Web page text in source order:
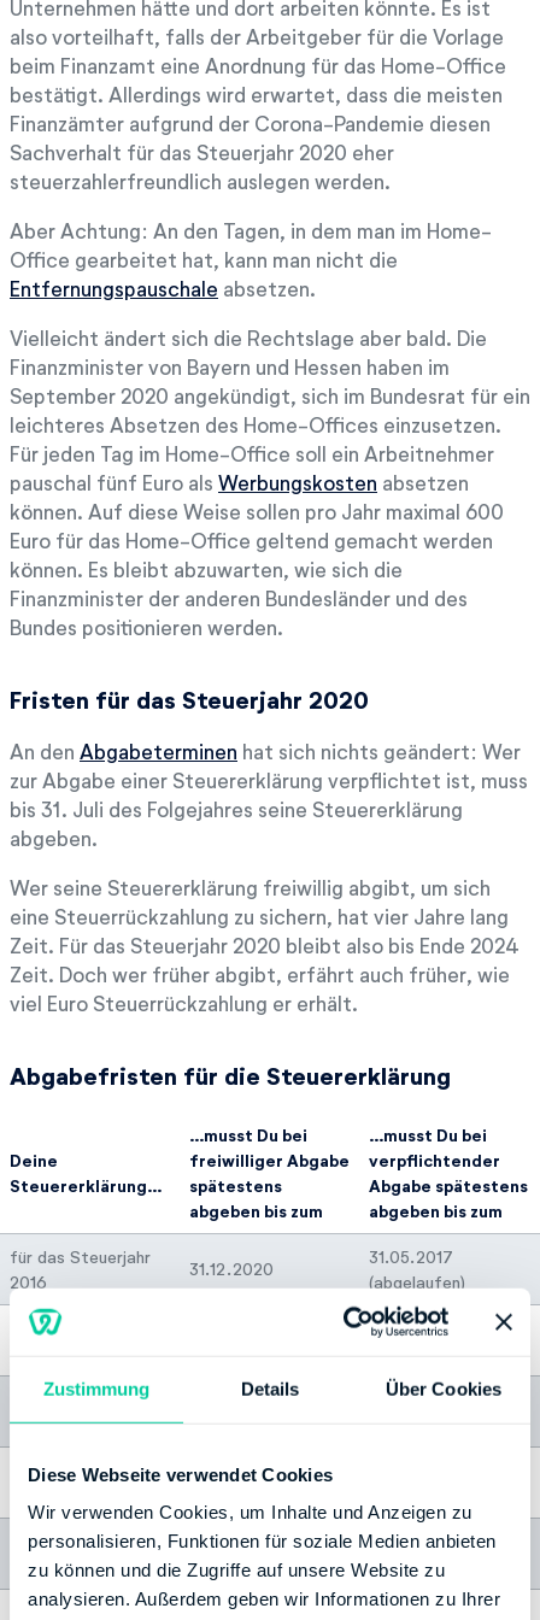
Zustimmung Details Über Cookies
Diese Webseite verwendet Cookies
Wir verwenden Cookies, um Inhalte und Anzeigen zu
personalisieren, Funktionen für soziale Medien anbieten
zu können und die Zugriffe auf unsere Website zu
analysieren. Außerdem geben wir Informationen zu Ihrer
Unternehmen hätte und dort arbeiten könnte. Es ist
also vorteilhaft, falls der Arbeitgeber für die Vorlage
beim Finanzamt eine Anordnung für das Home-Office
bestätigt. Allerdings wird erwartet, dass die meisten
Finanzämter aufgrund der Corona-Pandemie diesen
Sachverhalt für das Steuerjahr 2020 eher
steuerzahlerfreundlich auslegen werden.
Aber Achtung: An den Tagen, in dem man im Home-
Office gearbeitet hat, kann man nicht die
Entfernungspauschale absetzen.
Vielleicht ändert sich die Rechtslage aber bald. Die
Finanzminister von Bayern und Hessen haben im
September 2020 angekündigt, sich im Bundesrat für ein
leichteres Absetzen des Home-Offices einzusetzen.
Für jeden Tag im Home-Office soll ein Arbeitnehmer
pauschal fünf Euro als Werbungskosten absetzen
können. Auf diese Weise sollen pro Jahr maximal 600
Euro für das Home-Office geltend gemacht werden
können. Es bleibt abzuwarten, wie sich die
Finanzminister der anderen Bundesländer und des
Bundes positionieren werden.
Fristen für das Steuerjahr 2020
An den Abgabeterminen hat sich nichts geändert: Wer
zur Abgabe einer Steuererklärung verpflichtet ist, muss
bis 31. Juli des Folgejahres seine Steuererklärung
abgeben.
Wer seine Steuererklärung freiwillig abgibt, um sich
eine Steuerrückzahlung zu sichern, hat vier Jahre lang
Zeit. Für das Steuerjahr 2020 bleibt also bis Ende 2024
Zeit. Doch wer früher abgibt, erfährt auch früher, wie
viel Euro Steuerrückzahlung er erhält.
Abgabefristen für die Steuererklärung
Deine
Steuererklärung…
…musst Du bei
freiwilliger Abgabe
spätestens
abgeben bis zum
…musst Du bei
verpflichtender
Abgabe spätestens
abgeben bis zum
für das Steuerjahr
2016
31.12.2020
31.05.2017
(abgelaufen)
für das Steuerjahr
31.05.2018
für das Steuerjahr
2018
31.07.2019
für das Steuerjahr
31.12.2023
für das Steuerjahr
2020
31.12.2024 31.07.2021